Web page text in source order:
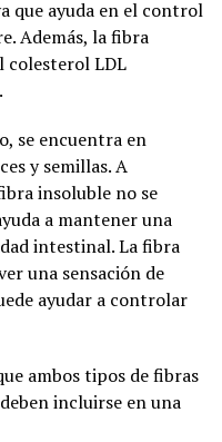
que ayuda en el control
Además, la fibra
colesterol LDL
se encuentra en
y semillas. A
insoluble no se
a mantener una
intestinal. La fibra
una sensación de
ayudar a controlar
ambos tipos de fibras
incluirse en una